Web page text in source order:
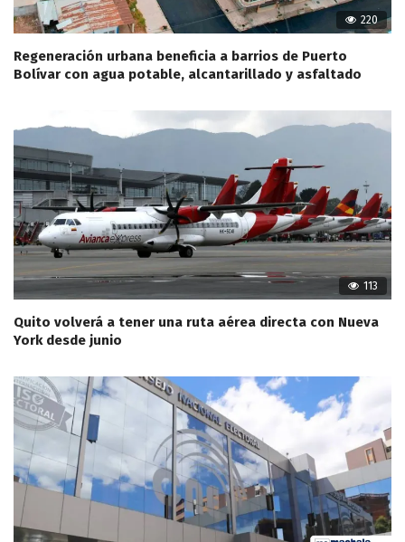
220
Regeneración urbana beneficia a barrios de Puerto
Bolívar con agua potable, alcantarillado y asfaltado
113
Quito volverá a tener una ruta aérea directa con Nueva
York desde junio